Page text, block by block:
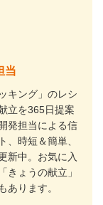
当
キング」のレシ
立を365日提案
発担当による信
、時短＆簡単、
新中。お気に入
きょうの献立」
あります。